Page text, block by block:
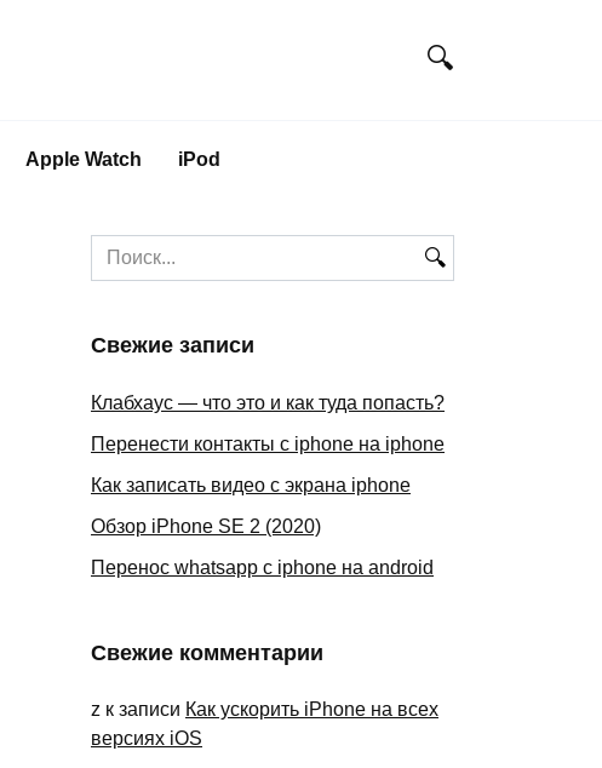
Apple Watch iPod
Search
for:
Свежие записи
Клабхаус — что это и как туда попасть?
Перенести контакты с iphone на iphone
Как записать видео с экрана iphone
Обзор iPhone SE 2 (2020)
Перенос whatsapp с iphone на android
Свежие комментарии
z к записи Как ускорить iPhone на всех
версиях iOS